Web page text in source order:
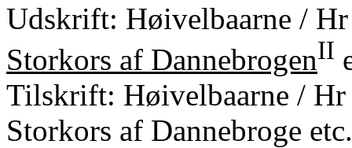
Udskrift: Høivelbaarne /
Storkors af DannebrogenII
Tilskrift: Høivelbaarne / Hr
Storkors af Dannebroge